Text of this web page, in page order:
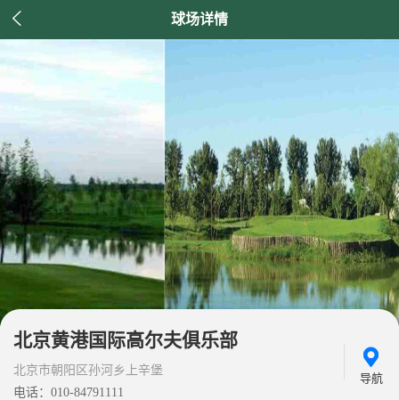
 球场详情
北京黄港国际高尔夫俱乐部
北京市朝阳区孙河乡上辛堡
电话：010-84791111
导航